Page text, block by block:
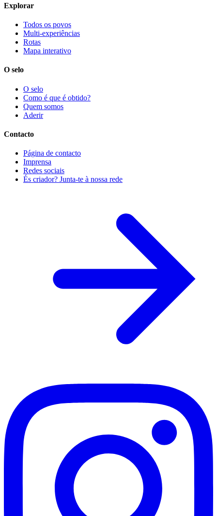
Explorar
Todos os povos
Multi-experiências
Rotas
Mapa interativo
O selo
O selo
Como é que é obtido?
Quem somos
Aderir
Contacto
Página de contacto
Imprensa
Redes sociais
És criador? Junta-te à nossa rede